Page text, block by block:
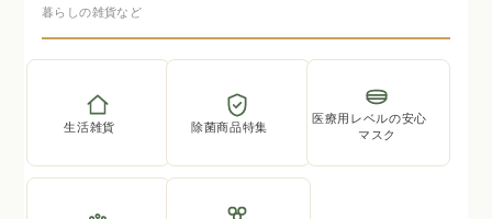
暮らしの雑貨など
生活雑貨 除菌商品特集
医療用レベルの安心
マスク